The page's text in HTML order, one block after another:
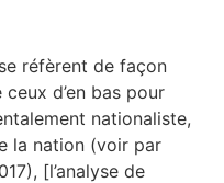
réfèrent de façon
d’en bas pour
nationaliste,
la nation (voir par
[l’analyse de